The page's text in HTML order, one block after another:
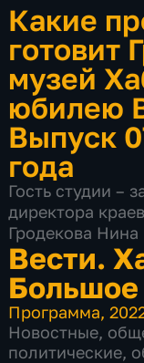
Какие
готовит
музей
юбилею
Выпуск
года
Гость студии –
директора
Гродекова
Вести.
Большое
Программа,
Новостные,
политические,